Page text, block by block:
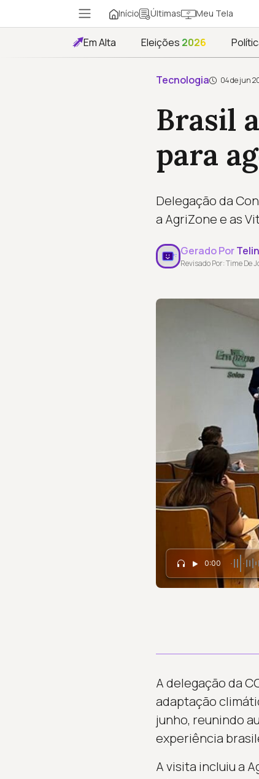
Início Últimas Meu Tela
Em Alta Eleições 2026
Tecnologia 04 de jun
Brasil
para
Delegação da
a AgriZone e as
Gerado Por
Revisado Por: Time De
0:00
A delegação da
adaptação
junho, reunindo
experiência
A visita incluiu a